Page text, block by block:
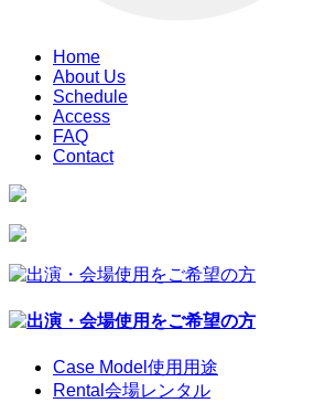
Home
About Us
Schedule
Access
FAQ
Contact
Case Model 使用用途
Rental 会場レンタル